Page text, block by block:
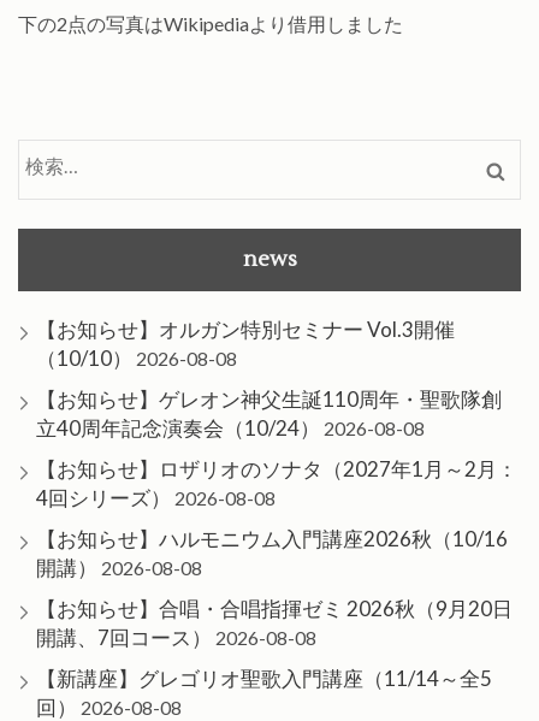
下の2点の写真はWikipediaより借用しました
news
【お知らせ】オルガン特別セミナー Vol.3開催
（10/10）
2026-08-08
【お知らせ】ゲレオン神父生誕110周年・聖歌隊創
立40周年記念演奏会（10/24）
2026-08-08
【お知らせ】ロザリオのソナタ（2027年1月～2月：
4回シリーズ）
2026-08-08
【お知らせ】ハルモニウム入門講座2026秋（10/16
開講）
2026-08-08
【お知らせ】合唱・合唱指揮ゼミ 2026秋（9月20日
開講、7回コース）
2026-08-08
【新講座】グレゴリオ聖歌入門講座（11/14～全5
回）
2026-08-08